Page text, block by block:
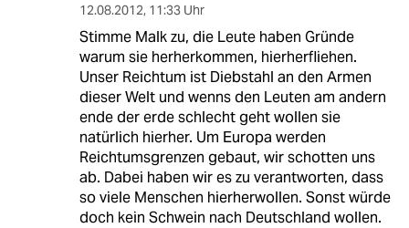
12.08.2012, 11:33 Uhr
Stimme Malk zu, die Leute haben Gründe
warum sie herherkommen, hierherfliehen.
Unser Reichtum ist Diebstahl an den Armen
dieser Welt und wenns den Leuten am andern
ende der erde schlecht geht wollen sie
natürlich hierher. Um Europa werden
Reichtumsgrenzen gebaut, wir schotten uns
ab. Dabei haben wir es zu verantworten, dass
so viele Menschen hierherwollen. Sonst würde
doch kein Schwein nach Deutschland wollen.